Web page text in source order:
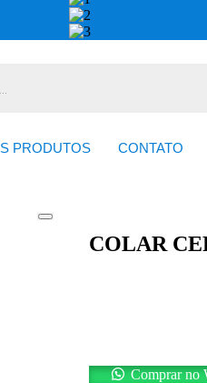
PRODUTOS CONTATO
COLAR
Comprar no